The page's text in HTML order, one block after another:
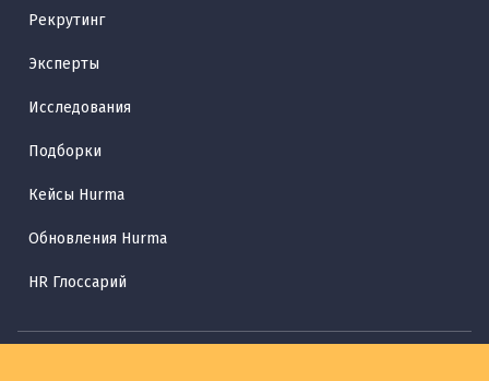
Рекрутинг
Эксперты
Исследования
Подборки
Кейсы Hurma
Обновления Hurma
HR Глоссарий